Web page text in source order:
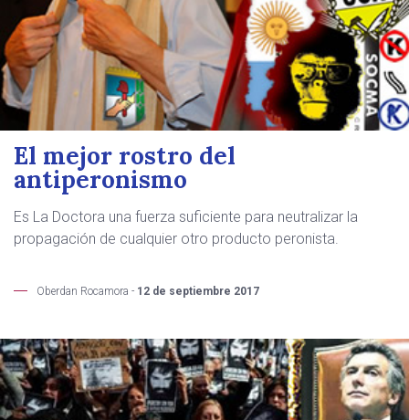
El mejor rostro del
antiperonismo
Es La Doctora una fuerza suficiente para neutralizar la
propagación de cualquier otro producto peronista.
Oberdan Rocamora - 12 de septiembre 2017